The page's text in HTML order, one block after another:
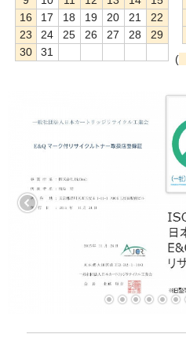
16
17 18 19 20 21
22
23
24 25 26 27 28
29
30
31
(